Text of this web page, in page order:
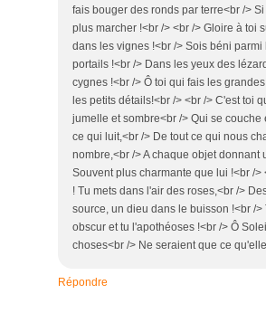
fais bouger des ronds par terre<br />
plus marcher !<br /> <br /> Gloire à toi
dans les vignes !<br /> Sois béni
portails !<br /> Dans les yeux des
cygnes !<br /> Ô toi qui fais les
les petits détails!<br /> <br /> C'est toi
jumelle et sombre<br /> Qui se
ce qui luit,<br /> De tout ce qui nous
nombre,<br /> A chaque objet donnant
Souvent plus charmante que lui !<br />
! Tu mets dans l'air des roses,<br />
source, un dieu dans le buisson !<br />
obscur et tu l'apothéoses !<br /> Ô
choses<br /> Ne seraient que ce
Répondre